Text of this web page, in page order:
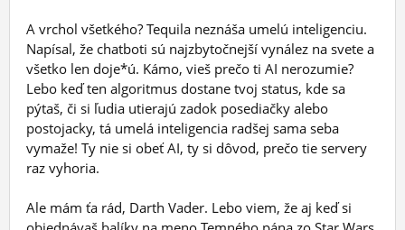
A vrchol všetkého? Tequila neznáša umelú inteligenciu.
Napísal, že chatboti sú najzbytočnejší vynález na svete a
všetko len doje*ú. Kámo, vieš prečo ti AI nerozumie?
Lebo keď ten algoritmus dostane tvoj status, kde sa
pýtaš, či si ľudia utierajú zadok posediačky alebo
postojacky, tá umelá inteligencia radšej sama seba
vymaže! Ty nie si obeť AI, ty si dôvod, prečo tie servery
raz vyhoria.
Ale mám ťa rád, Darth Vader. Lebo viem, že aj keď si